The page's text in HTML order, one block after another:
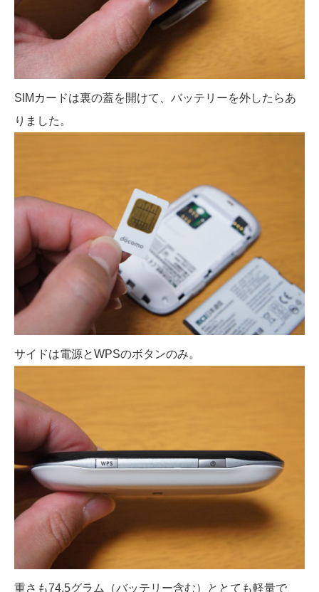
SIMカードは裏の蓋を開けて、バッテリーを外したらあ
りました。
サイドは電源とWPSのボタンのみ。
重さも74.5グラム（バッテリー含む）ととても軽量で